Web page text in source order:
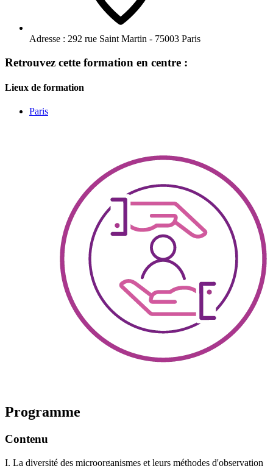
Adresse : 292 rue Saint Martin - 75003 Paris
Retrouvez cette formation en centre :
Lieux de formation
Paris
Programme
Contenu
I. La diversité des microorganismes et leurs méthodes d'observation